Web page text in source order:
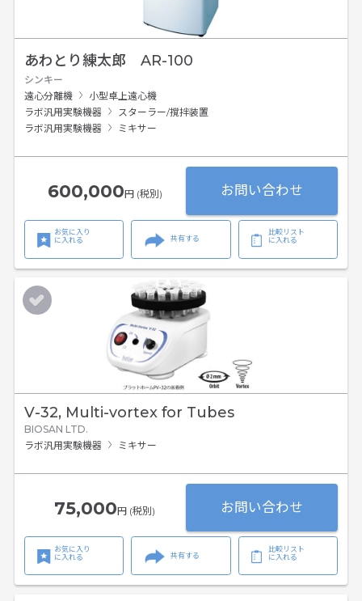
あわとり練太郎 AR-100
シンキー
遠心分離機
小型卓上遠心機
ラボ汎用実験機器
スターラー/撹拌装置
ラボ汎用実験機器
ミキサー
600,000円 (税別) お問い合わせ
お気に入り
に入れる
共有する
比較リスト
に入れる
V-32, Multi-vortex for Tubes
BIOSAN LTD.
ラボ汎用実験機器
ミキサー
75,000円 (税別) お問い合わせ
お気に入り
に入れる
共有する
比較リスト
に入れる